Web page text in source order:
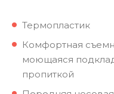
Термопластик
Комфортная
моющаяся
пропиткой